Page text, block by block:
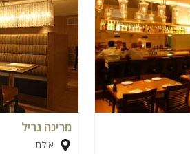
מרינה גריל
אילת